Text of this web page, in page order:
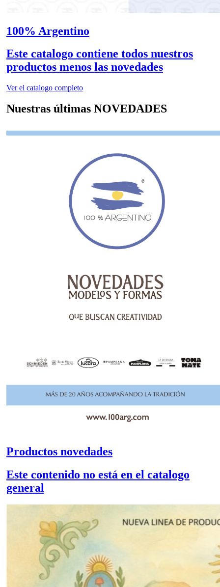
100% Argentino
Este catalogo contiene todos nuestros
productos menos las novedades
Ver el catalogo completo
Nuestras últimas NOVEDADES
Productos novedades
Este contenido no está en el catalogo
general